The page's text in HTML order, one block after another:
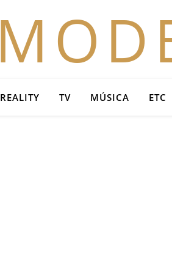
REALITY TV MÚSICA ETC